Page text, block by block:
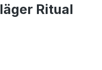
Ritual